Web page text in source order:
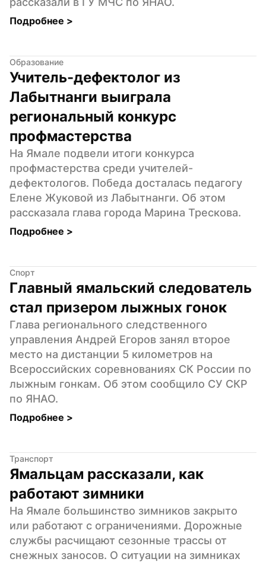
Подробнее >
Образование
Учитель-дефектолог из
Лабытнанги выиграла
региональный конкурс
профмастерства
На Ямале подвели итоги конкурса
профмастерства среди учителей-
дефектологов. Победа досталась педагогу
Елене Жуковой из Лабытнанги. Об этом
рассказала глава города Марина Трескова.
Подробнее >
Спорт
Главный ямальский следователь
стал призером лыжных гонок
Глава регионального следственного
управления Андрей Егоров занял второе
место на дистанции 5 километров на
Всероссийских соревнованиях СК России по
лыжным гонкам. Об этом сообщило СУ СКР
по ЯНАО.
Подробнее >
Транспорт
Ямальцам рассказали, как
работают зимники
На Ямале большинство зимников закрыто
или работают с ограничениями. Дорожные
службы расчищают сезонные трассы от
снежных заносов. О ситуации на зимниках